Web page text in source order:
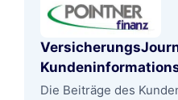
Die Beiträge des